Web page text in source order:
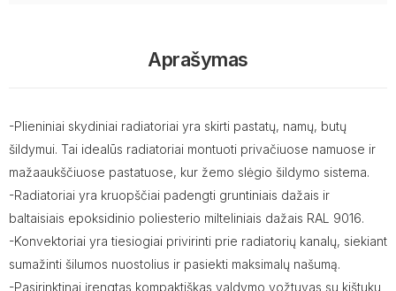
Aprašymas
-Plieniniai skydiniai radiatoriai yra skirti pastatų, namų, butų
šildymui. Tai idealūs radiatoriai montuoti privačiuose namuose ir
mažaaukščiuose pastatuose, kur žemo slėgio šildymo sistema.
-Radiatoriai yra kruopščiai padengti gruntiniais dažais ir
baltaisiais epoksidinio poliesterio milteliniais dažais RAL 9016.
-Konvektoriai yra tiesiogiai privirinti prie radiatorių kanalų, siekiant
sumažinti šilumos nuostolius ir pasiekti maksimalų našumą.
-Pasirinktinai įrengtas kompaktiškas valdymo vožtuvas su kištuku